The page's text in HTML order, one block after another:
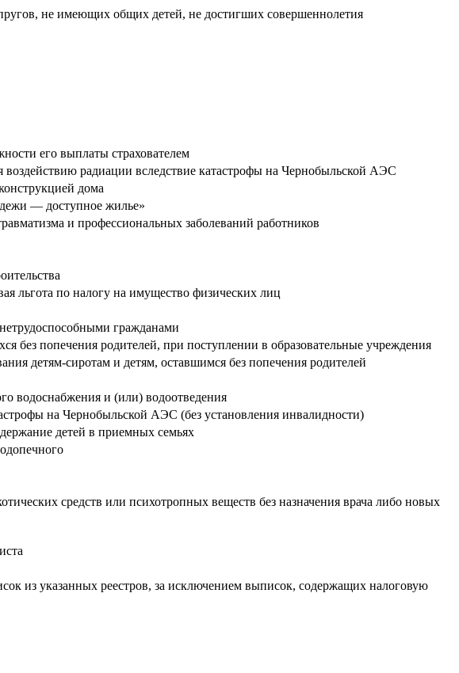
не имеющих общих детей, не достигших совершеннолетия
его выплаты страхователем
радиации вследствие катастрофы на Чернобыльской АЭС
дома
— доступное жилье»
и профессиональных заболеваний работников
льгота по налогу на имущество физических лиц
гражданами
без попечения родителей, при поступлении в образовательные учреждения
детям-сиротам и детям, оставшимся без попечения родителей
водоснабжения и (или) водоотведения
на Чернобыльской АЭС (без установления инвалидности)
детей в приемных семьях
средств или психотропных веществ без назначения врача либо новых
из указанных реестров, за исключением выписок, содержащих налоговую